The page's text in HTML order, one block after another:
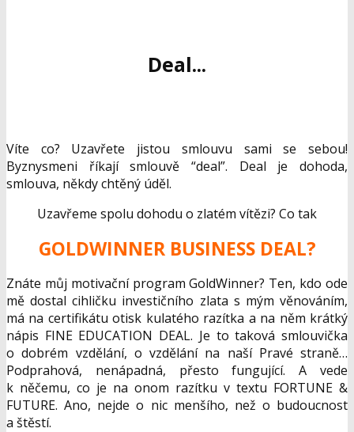
Deal...
Víte co? Uzavřete jistou smlouvu sami se sebou!
Byznysmeni říkají smlouvě “deal”. Deal je dohoda,
smlouva, někdy chtěný úděl.
Uzavřeme spolu dohodu o zlatém vítězi? Co tak
GOLDWINNER BUSINESS DEAL?
Znáte můj motivační program GoldWinner? Ten, kdo ode
mě dostal cihličku investičního zlata s mým věnováním,
má na certifikátu otisk kulatého razítka a na něm krátký
nápis FINE EDUCATION DEAL. Je to taková smlouvička
o dobrém vzdělání, o vzdělání na naší Pravé straně…
Podprahová, nenápadná, přesto fungující. A vede
k něčemu, co je na onom razítku v textu FORTUNE &
FUTURE. Ano, nejde o nic menšího, než o budoucnost
a štěstí.